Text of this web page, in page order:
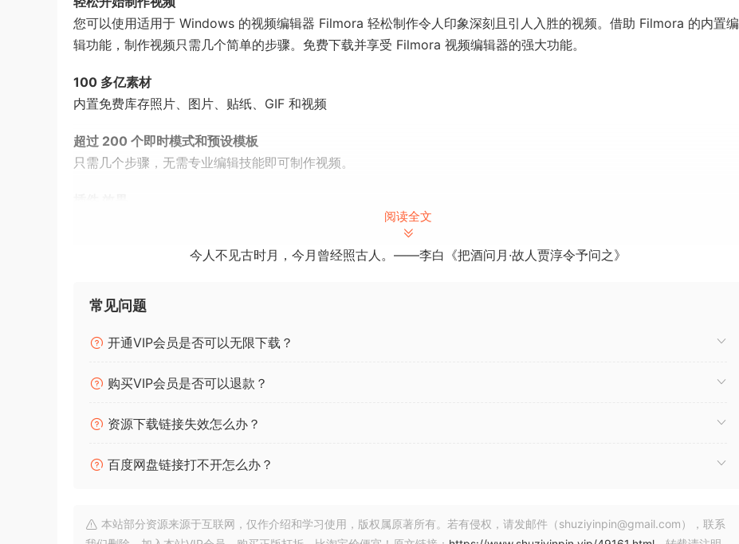
您可以使用适用于 Windows 的视频编辑器 Filmora 轻松制作令人印象深刻且引人入胜的视频。借助 Filmora 的内置编
辑功能，制作视频只需几个简单的步骤。免费下载并享受 Filmora 视频编辑器的强大功能。
100 多亿素材
内置免费库存照片、图片、贴纸、GIF 和视频
超过 200 个即时模式和预设模板
只需几个步骤，无需专业编辑技能即可制作视频。
使用 Filmstock、AI Portrait、Boris FX 和 NewBlue FX 让视频更具吸引力
添加文字、转场、贴纸等
Empower your imagination – a video editor for all creators. Filter, Overlays, Transitions and Custom Titles.
Create Without Limits. Discover infinite ways to express yourself. Achieve a refined look with endless effects.
More for Creators
can tell incredible stories more confidently.
Start Creating Videos with Ease
features of Filmora video editor with a free download.
阅读全文
今人不见古时月，今月曾经照古人。——李白《把酒问月·故人贾淳令予问之》
常见问题
开通VIP会员是否可以无限下载？
购买VIP会员是否可以退款？
资源下载链接失效怎么办？
百度网盘链接打不开怎么办？
本站部分资源来源于互联网，仅作介绍和学习使用，版权属原著所有。若有侵权，请发邮件（shuziyinpin@gmail.com），联系